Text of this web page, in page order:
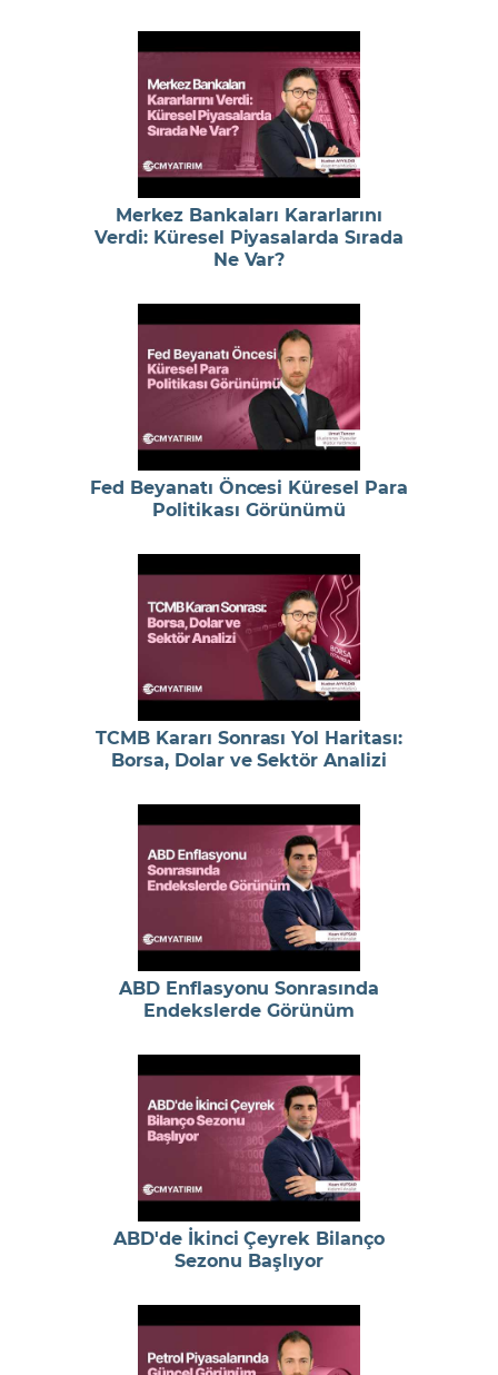
Merkez Bankaları Kararlarını
Verdi: Küresel Piyasalarda Sırada
Ne Var?
Fed Beyanatı Öncesi Küresel Para
Politikası Görünümü
TCMB Kararı Sonrası Yol Haritası:
Borsa, Dolar ve Sektör Analizi
ABD Enflasyonu Sonrasında
Endekslerde Görünüm
ABD'de İkinci Çeyrek Bilanço
Sezonu Başlıyor